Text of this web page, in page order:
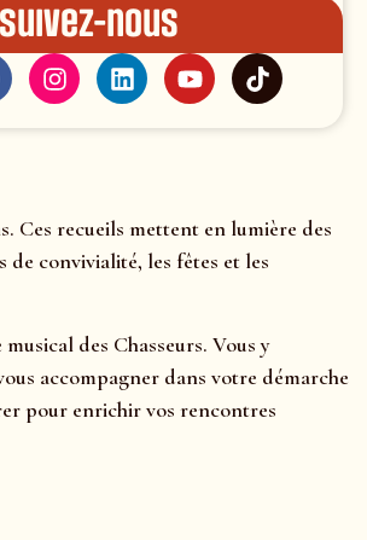
Suivez-nous
Ces recueils mettent en lumière des
convivialité, les fêtes et les
des Chasseurs. Vous y
accompagner dans votre démarche
pour enrichir vos rencontres